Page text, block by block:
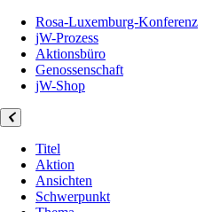
Rosa-Luxemburg-Konferenz
jW-Prozess
Aktionsbüro
Genossenschaft
jW-Shop
Titel
Aktion
Ansichten
Schwerpunkt